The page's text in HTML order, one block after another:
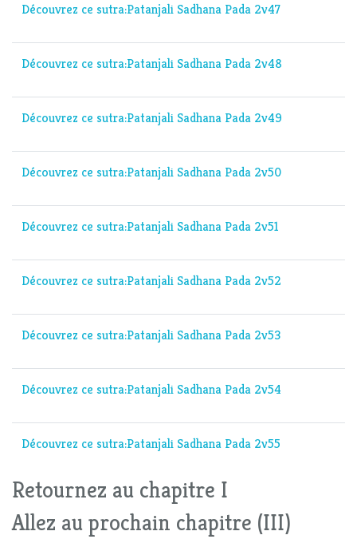
Découvrez ce sutra:Patanjali Sadhana Pada 2v47
Découvrez ce sutra:Patanjali Sadhana Pada 2v48
Découvrez ce sutra:Patanjali Sadhana Pada 2v49
Découvrez ce sutra:Patanjali Sadhana Pada 2v50
Découvrez ce sutra:Patanjali Sadhana Pada 2v51
Découvrez ce sutra:Patanjali Sadhana Pada 2v52
Découvrez ce sutra:Patanjali Sadhana Pada 2v53
Découvrez ce sutra:Patanjali Sadhana Pada 2v54
Découvrez ce sutra:Patanjali Sadhana Pada 2v55
Retournez au chapitre I
Allez au prochain chapitre (III)